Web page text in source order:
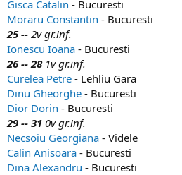
Gisca Catalin - Bucuresti
Moraru Constantin - Bucuresti
25 -- 2v gr.inf.
Ionescu Ioana - Bucuresti
26 -- 281v gr.inf.
Curelea Petre - Lehliu Gara
Dinu Gheorghe - Bucuresti
Dior Dorin - Bucuresti
29 -- 31 0v gr.inf.
Necsoiu Georgiana - Videle
Calin Anisoara - Bucuresti
Dina Alexandru - Bucuresti